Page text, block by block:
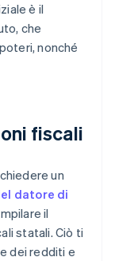
è il
che
nonché
fiscali
un
datore di
il
statali. Ciò ti
dei redditi e